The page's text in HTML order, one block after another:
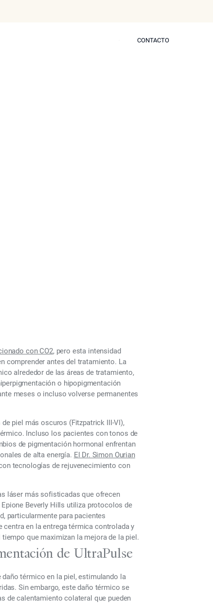
CONTACTO
con CO2, pero esta intensidad
comprender antes del tratamiento. La
alrededor de las áreas de tratamiento,
o hipopigmentación
meses o incluso volverse permanentes
piel más oscuros (Fitzpatrick III-VI),
Incluso los pacientes con tonos de
de pigmentación hormonal enfrentan
de alta energía. El Dr. Simon Ourian
tecnologías de rejuvenecimiento con
láser más sofisticadas que ofrecen
Beverly Hills utiliza protocolos de
particularmente para pacientes
en la entrega térmica controlada y
que maximizan la mejora de la piel.
de UltraPulse
térmico en la piel, estimulando la
Sin embargo, este daño térmico se
de calentamiento colateral que pueden